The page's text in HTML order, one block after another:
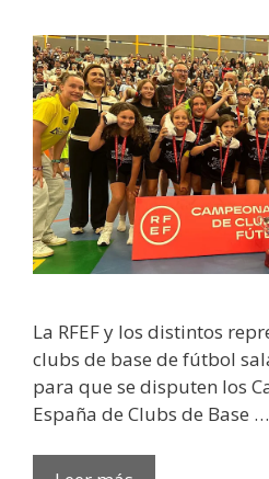
La RFEF y los distintos
clubs de base de fútbol
para que se disputen los
España de Clubs de Base …